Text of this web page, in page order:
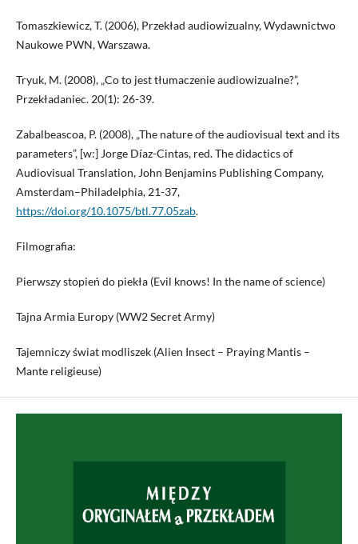
Tomaszkiewicz, T. (2006), Przekład audiowizualny, Wydawnictwo
Naukowe PWN, Warszawa.
Tryuk, M. (2008), „Co to jest tłumaczenie audiowizualne?”,
Przekładaniec. 20(1): 26-39.
Zabalbeascoa, P. (2008), „The nature of the audiovisual text and its
parameters”, [w:] Jorge Díaz-Cintas, red. The didactics of
Audiovisual Translation, John Benjamins Publishing Company,
Amsterdam–Philadelphia, 21-37,
https://doi.org/10.1075/btl.77.05zab.
Filmografia:
Pierwszy stopień do piekła (Evil knows! In the name of science)
Tajna Armia Europy (WW2 Secret Army)
Tajemniczy świat modliszek (Alien Insect – Praying Mantis –
Mante religieuse)